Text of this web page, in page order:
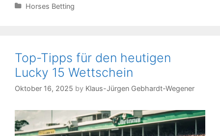
Categories
Horses Betting
Top-Tipps für den heutigen
Lucky 15 Wettschein
Oktober 16, 2025 by Klaus-Jürgen Gebhardt-Wegener